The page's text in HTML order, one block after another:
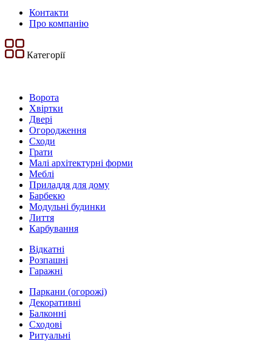
Контакти
Про компанію
Категорії
Ворота
Хвіртки
Двері
Огородження
Сходи
Грати
Малі архітектурні форми
Меблі
Приладдя для дому
Барбекю
Модульні будинки
Лиття
Карбування
Відкатні
Розпашні
Гаражні
Паркани (огорожі)
Декоративні
Балконні
Сходові
Ритуальні